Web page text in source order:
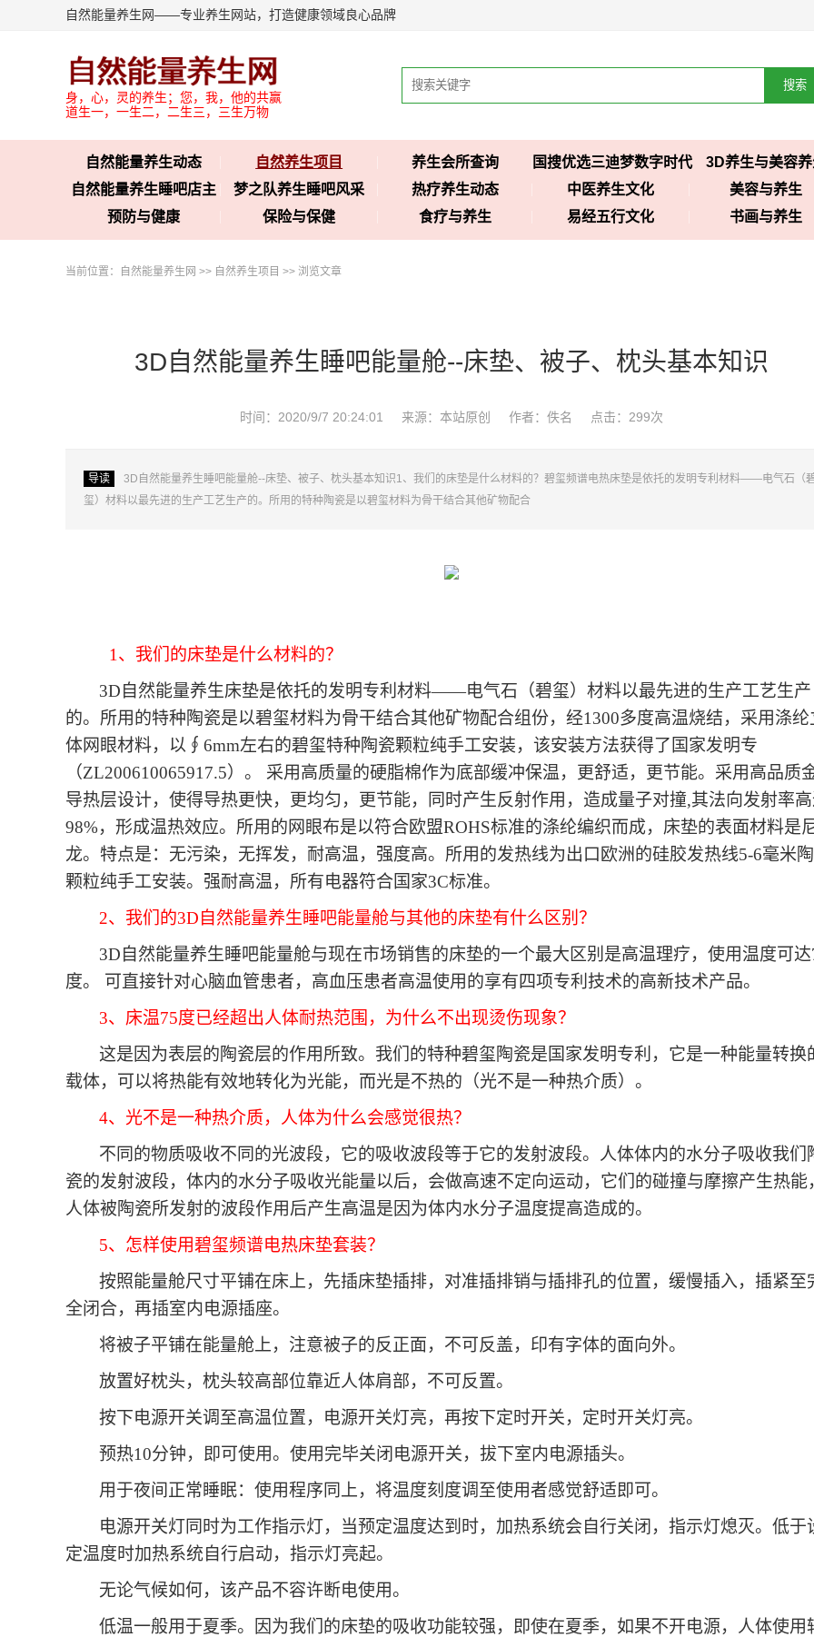
自然能量养生网——专业养生网站，打造健康领域良心品牌
身，心，灵的养生；您，我，他的共赢
道生一，一生二，二生三，三生万物
搜索
自然能量养生动态 自然养生项目 养生会所查询 国搜优选三迪梦数字时代 3D养生与美容养
自然能量养生睡吧店主
梦之队养生睡吧风采 热疗养生动态 中医养生文化 美容与养生
预防与健康
保险与保健 食疗与养生 易经五行文化 书画与养生
当前位置： 自然能量养生网 >> 自然养生项目 >> 浏览文章
3D自然能量养生睡吧能量舱--床垫、被子、枕头基本知识
时间：2020/9/7 20:24:01 来源：本站原创 作者：佚名 点击： 299次
导读
3D自然能量养生睡吧能量舱--床垫、被子、枕头基本知识1、我们的床垫是什么材料的？碧玺频谱电热床垫是依托的发明专利材料——电气石（
玺）材料以最先进的生产工艺生产的。所用的特种陶瓷是以碧玺材料为骨干结合其他矿物配合
1、 我们的床垫是什么材料的？
3D自然能量养生床垫是依托的发明专利材料——电气石（碧玺）材料以最先进的生产工艺生产
的。所用的特种陶瓷是以碧玺材料为骨干结合其他矿物配合组份，经1300多度高温烧结，采用涤纶
体网眼材料，以∮6mm左右的碧玺特种陶瓷颗粒纯手工安装，该安装方法获得了国家发明专
（ZL200610065917.5）。 采用高质量的硬脂棉作为底部缓冲保温，更舒适，更节能。采用高品质
导热层设计，使得导热更快，更均匀，更节能，同时产生反射作用，造成量子对撞,其法向发射率
98%，形成温热效应。所用的网眼布是以符合欧盟ROHS标准的涤纶编织而成，床垫的表面材料是
龙。特点是：无污染，无挥发，耐高温，强度高。 所用的发热线为出口欧洲的硅胶发热线5-6毫米
颗粒纯手工安装。强耐高温，所有电器符合国家3C标准。
2、我们的3D自然能量养生睡吧能量舱与其他的床垫有什么区别？
3D自然能量养生睡吧能量舱与现在市场销售的床垫的一个最大区别是高温理疗，使用温度可达
度。 可直接针对心脑血管患者，高血压患者高温使用的享有四项专利技术的高新技术产品。
3、床温75度已经超出人体耐热范围，为什么不出现烫伤现象？
这是因为表层的陶瓷层的作用所致。我们的特种碧玺陶瓷是国家发明专利，它是一种能量转换
载体，可以将热能有效地转化为光能，而光是不热的（光不是一种热介质）。
4、光不是一种热介质，人体为什么会感觉很热？
不同的物质吸收不同的光波段，它的吸收波段等于它的发射波段。人体体内的水分子吸收我们
瓷的发射波段，体内的水分子吸收光能量以后，会做高速不定向运动，它们的碰撞与摩擦产生热能
人体被陶瓷所发射的波段作用后产生高温是因为体内水分子温度提高造成的。
5、怎样使用碧玺频谱电热床垫套装？
按照能量舱尺寸平铺在床上，先插床垫插排，对准插排销与插排孔的位置，缓慢插入，插紧至
全闭合，再插室内电源插座。
将被子平铺在能量舱上，注意被子的反正面，不可反盖，印有字体的面向外。
放置好枕头，枕头较高部位靠近人体肩部，不可反置。
按下电源开关调至高温位置，电源开关灯亮，再按下定时开关，定时开关灯亮。
预热10分钟，即可使用。使用完毕关闭电源开关，拔下室内电源插头。
用于夜间正常睡眠：使用程序同上，将温度刻度调至使用者感觉舒适即可。
电源开关灯同时为工作指示灯，当预定温度达到时，加热系统会自行关闭，指示灯熄灭。低于
定温度时加热系统自行启动，指示灯亮起。
无论气候如何，该产品不容许断电使用。
低温一般用于夏季。因为我们的床垫的吸收功能较强，即使在夏季，如果不开电源，人体使用